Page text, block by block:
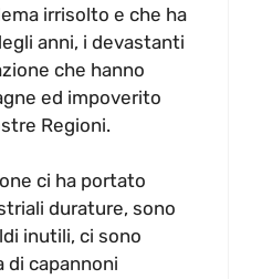
irrisolto e che ha
anni, i devastanti
che hanno
ed impoverito
Regioni.
ci ha portato
durature, sono
inutili, ci sono
di capannoni